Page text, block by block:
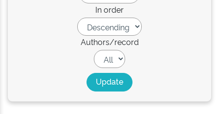
In order
Authors/record